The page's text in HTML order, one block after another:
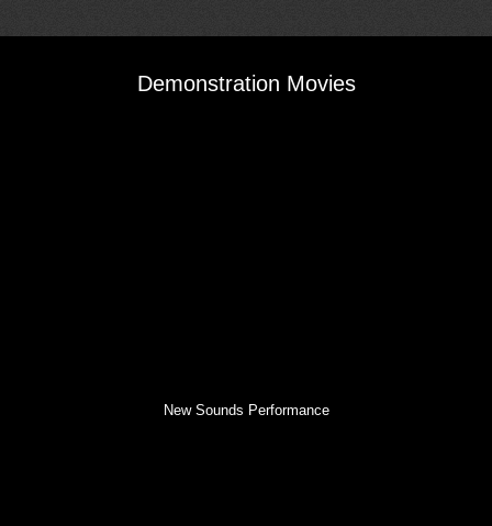
Demonstration Movies
New Sounds Performance